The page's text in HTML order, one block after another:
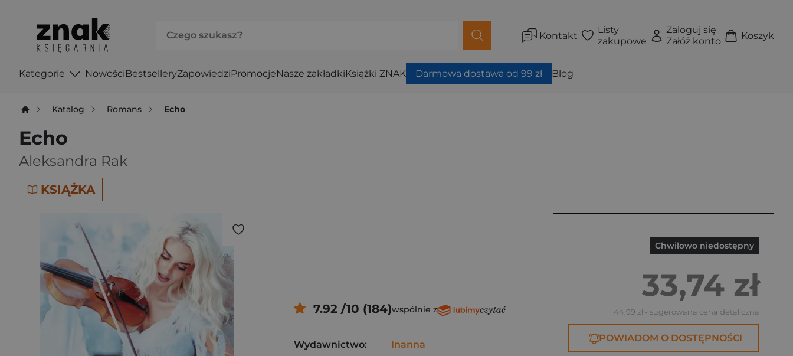
Kontakt
Listy
zakupowe
Zaloguj się
Załóż konto
Koszyk
Kategorie NowościBestselleryZapowiedziPromocjeNasze zakładkiKsiążki ZNAK Darmowa dostawa od 99 zł Blog
Katalog Romans Echo
Echo
Aleksandra Rak
KSIĄŻKA
Chwilowo niedostępny
33,74 zł
44,99 zł - sugerowana cena detaliczna
POWIADOM O DOSTĘPNOŚCI
7.92 /10 (184)wspólnie z
Wydawnictwo: Inanna